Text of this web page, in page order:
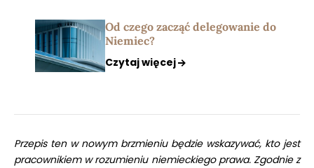
Od czego zacząć delegowanie do
Niemiec?
Czytaj więcej
Przepis ten w nowym brzmieniu będzie wskazywać, kto jest
pracownikiem w rozumieniu niemieckiego prawa. Zgodnie z